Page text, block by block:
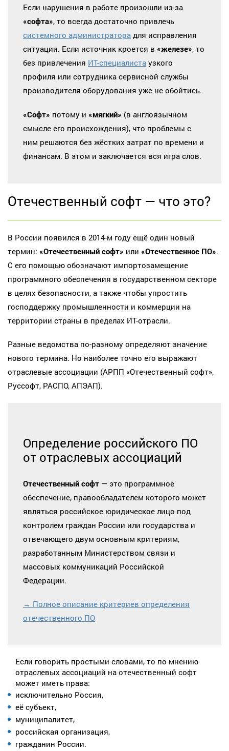
Если нарушения в работе произошли из-за
«софта», то всегда достаточно привлечь
системного администратора для исправления
ситуации. Если источник кроется в «железе», то
без привлечения ИТ-специалиста узкого
профиля или сотрудника сервисной службы
производителя оборудования уже не обойтись.
«Софт» потому и «мягкий» (в англоязычном
смысле его происхождения), что проблемы с
ним решаются без жёстких затрат по времени и
финансам. В этом и заключается вся игра слов.
Отечественный софт — что это?
В России появился в 2014-м году ещё один новый
термин: «Отечественный софт» или «Отечественное ПО».
С его помощью обозначают импортозамещение
программного обеспечения в государственном секторе
в целях безопасности, а также чтобы упростить
господдержку промышленности и коммерции на
территории страны в пределах ИТ-отрасли.
Разные ведомства по-разному определяют значение
нового термина. Но наиболее точно его выражают
отраслевые ассоциации (АРПП «Отечественный софт»,
Руссофт, РАСПО, АПЭАП).
Определение российского ПО
от отраслевых ассоциаций
Отечественный софт — это программное
обеспечение, правообладателем которого может
являться российское юридическое лицо под
контролем граждан России или государства и
отвечающего двум основным критериям,
разработанным Министерством связи и
массовых коммуникаций Российской
Федерации.
→ Полное описание критериев определения
отечественного ПО
Если говорить простыми словами, то по мнению
отраслевых ассоциаций на отечественный софт
может иметь права:
исключительно Россия,
её субъект,
муниципалитет,
российская организация,
гражданин России.